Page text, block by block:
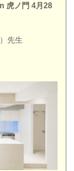
虎ノ門 4月28
先生